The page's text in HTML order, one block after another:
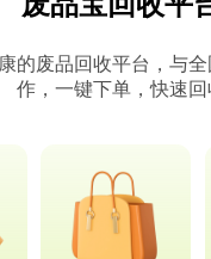
的废品回收平台，与
作，一键下单，快速回